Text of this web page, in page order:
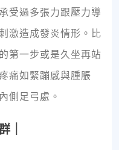
受過多張力跟壓力導
激造成發炎情形。比
第一步或是久坐再站
痛如緊蹦感與腫脹
側足弓處。
｜